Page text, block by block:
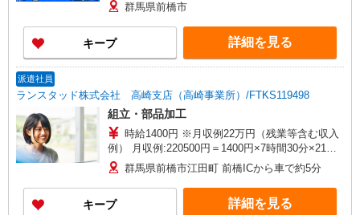
群馬県前橋市
キープ 詳細を見る
派遣社員
ランスタッド株式会社 高崎支店（高崎事業所）/FTKS119498
組立・部品加工
時給1400円 ※月収例22万円（残業等含む収入
例） 月収例:220500円＝1400円×7時間30分×21日
勤務の場合＋残業代、交通費別途支給 ※交通費実
費支給／当社規定あり。交通費支給あり
群馬県前橋市江田町 前橋ICから車で約5分
キープ 詳細を見る